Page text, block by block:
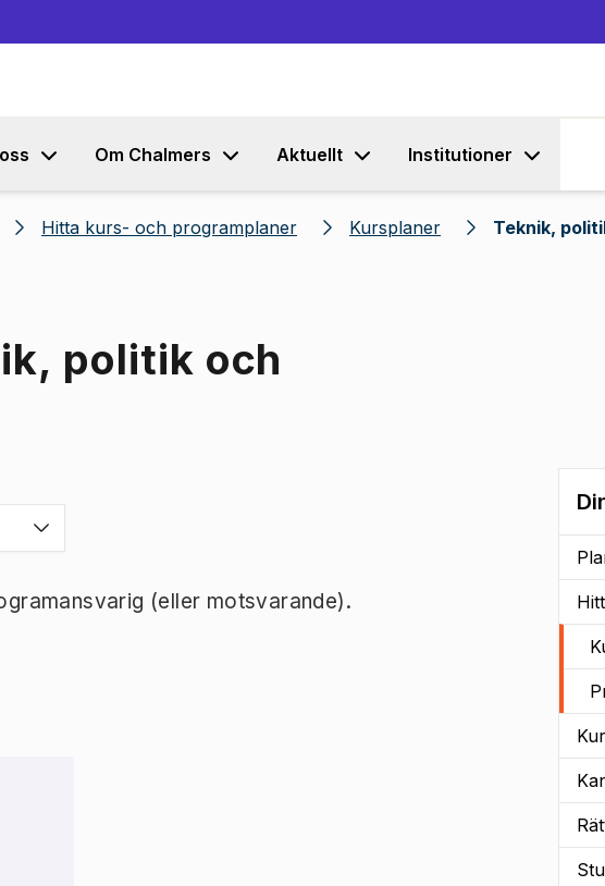
Om Chalmers Aktuellt Institutioner
Hitta kurs- och programplaner Kursplaner Teknik,
politik och
(eller motsvarande).